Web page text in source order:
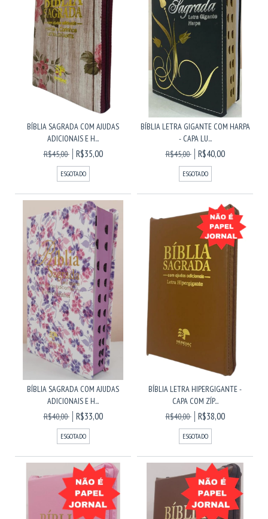
BÍBLIA SAGRADA COM AJUDAS
ADICIONAIS E H...
R$45,00
R$35,00
ESGOTADO
BÍBLIA LETRA GIGANTE COM HARPA
- CAPA LU...
R$45,00
R$40,00
ESGOTADO
BÍBLIA SAGRADA COM AJUDAS
ADICIONAIS E H...
R$40,00
R$33,00
ESGOTADO
BÍBLIA LETRA HIPERGIGANTE -
CAPA COM ZÍP...
R$40,00
R$38,00
ESGOTADO